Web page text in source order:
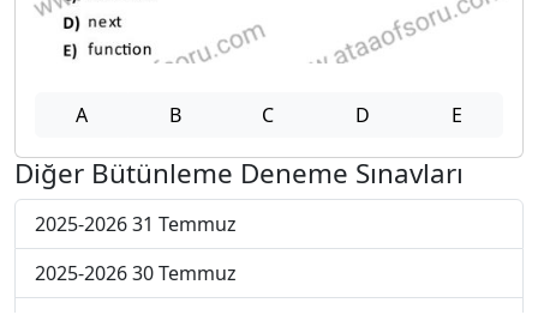
A B C D E
Diğer Bütünleme Deneme Sınavları
2025-2026 31 Temmuz
2025-2026 30 Temmuz